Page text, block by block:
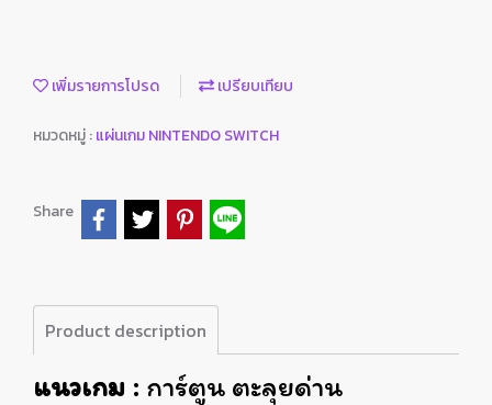
เพิ่มรายการโปรด เปรียบเทียบ
หมวดหมู่ :แผ่นเกม NINTENDO SWITCH
Share
Product description
แนวเกม : การ์ตูน ตะลุยด่าน